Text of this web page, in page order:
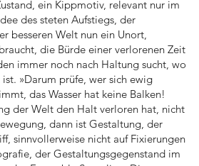
ein Kippmotiv, relevant nur im
des steten Aufstiegs, der
besseren Welt nun ein Unort,
die Bürde einer verlorenen Zeit
immer noch nach Haltung sucht, wo
»Darum prüfe, wer sich ewig
das Wasser hat keine Balken!
der Welt den Halt verloren hat, nicht
dann ist Gestaltung, der
sinnvollerweise nicht auf Fixierungen
der Gestaltungsgegenstand im